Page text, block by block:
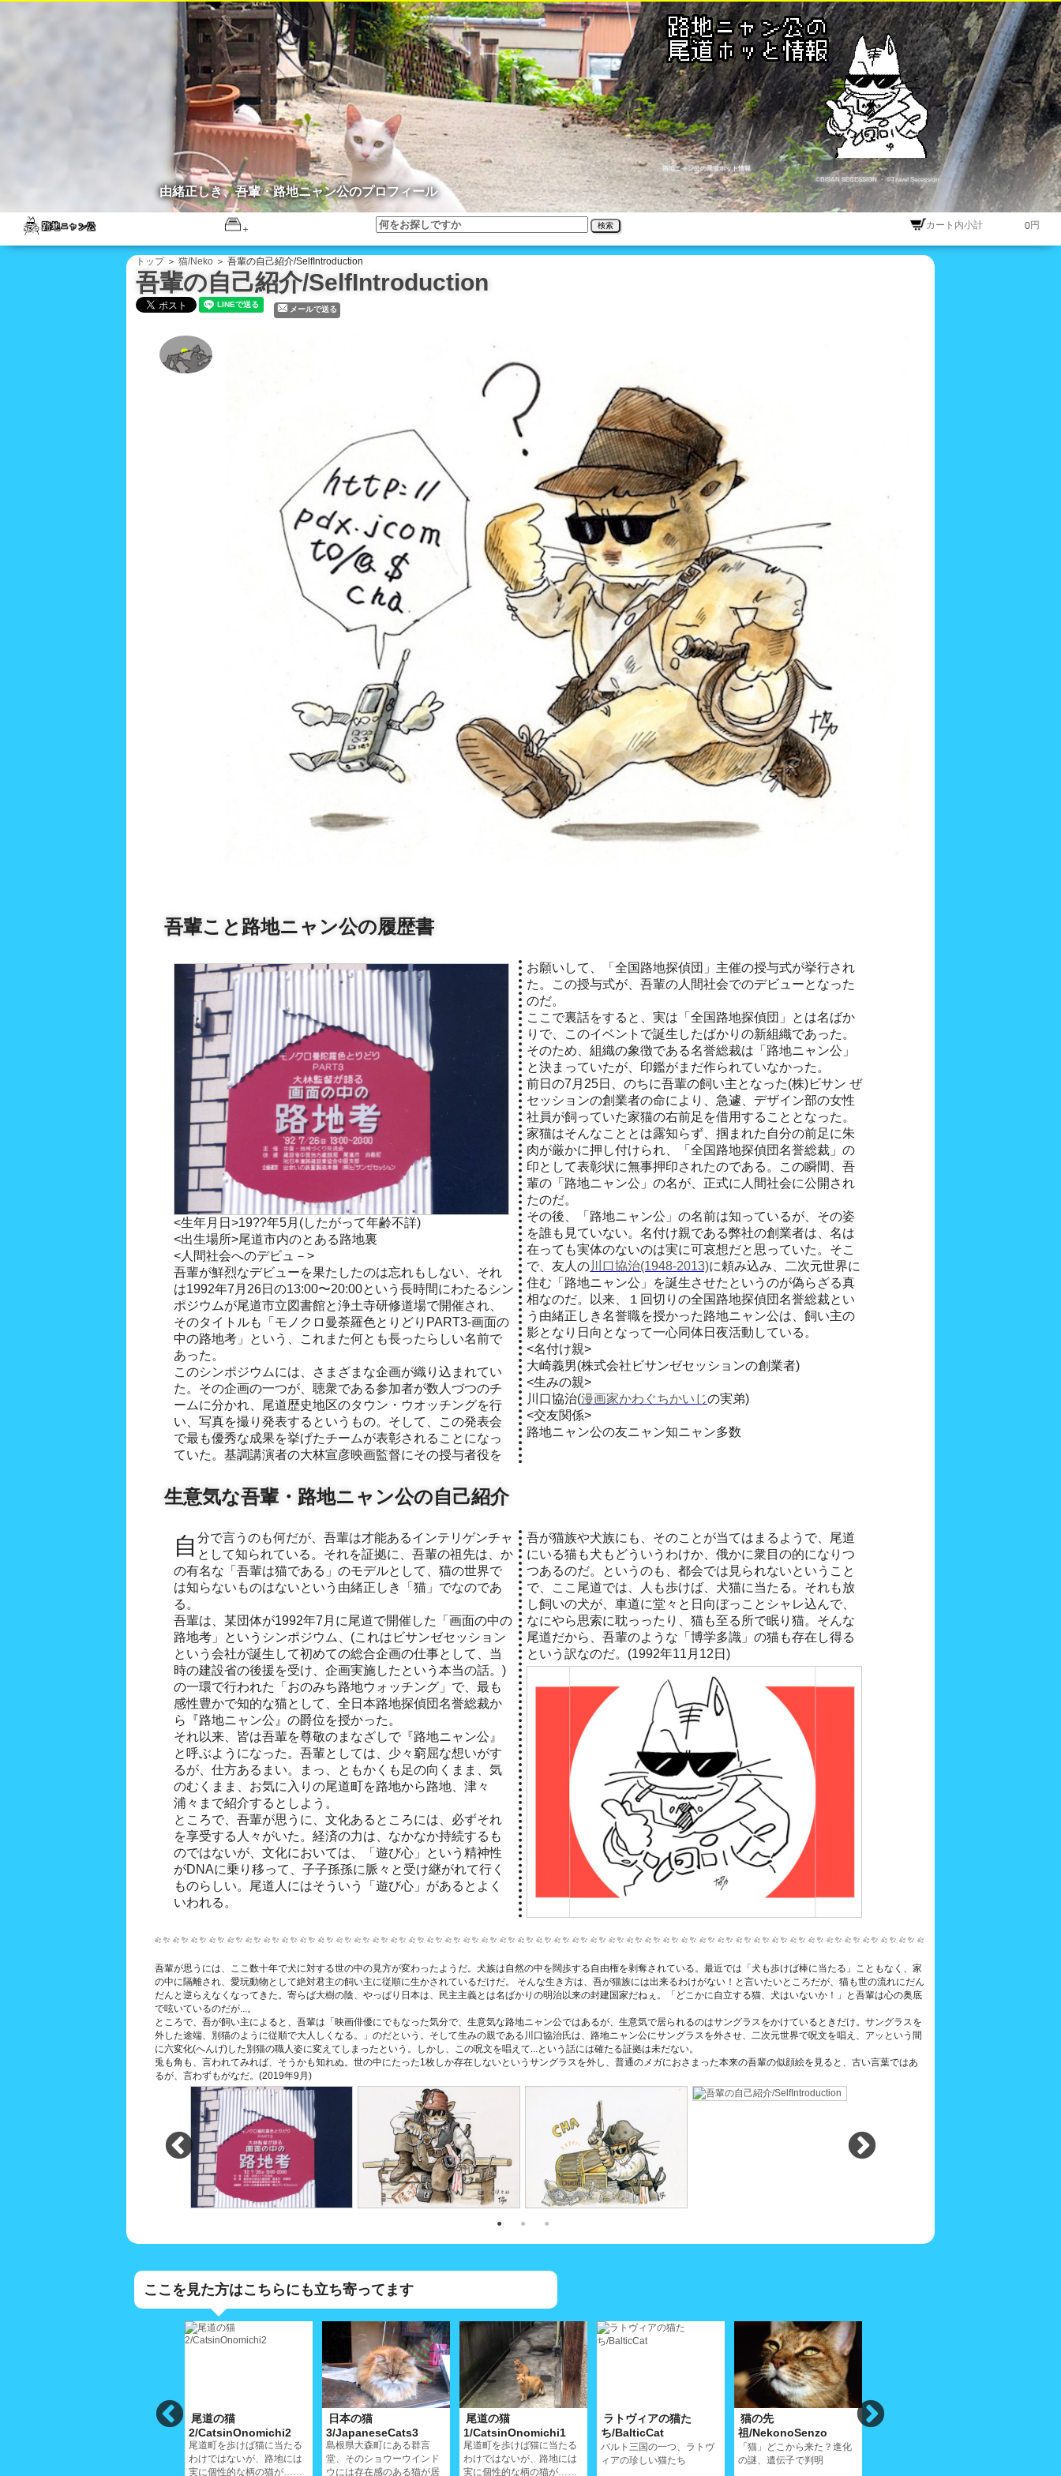
路地ニャン公の尾道ホット情報
©BISAN SECESSION・ ©Travel Secession
検索 カート内小計 円
由緒正しき、吾輩・路地ニャン公のプロフィール
トップ＞ 猫/Neko ＞ 吾輩の自己紹介/SelfIntroduction
吾輩の自己紹介/SelfIntroduction
メールで送る
吾輩こと路地ニャン公の履歴書
<生年月日>19??年5月(したがって年齢不詳)
<出生場所>尾道市内のとある路地裏
<人間社会へのデビュ－>
吾輩が鮮烈なデビューを果たしたのは忘れもしない、それ
は1992年7月26日の13:00〜20:00という長時間にわたるシン
ポジウムが尾道市立図書館と浄土寺研修道場で開催され、
そのタイトルも「モノクロ曼荼羅色とりどりPART3-画面の
中の路地考」という、これまた何とも長ったらしい名前で
あった。
このシンポジウムには、さまざまな企画が織り込まれてい
た。その企画の一つが、聴衆である参加者が数人づつのチ
ームに分かれ、尾道歴史地区のタウン・ウオッチングを行
い、写真を撮り発表するというもの。そして、この発表会
で最も優秀な成果を挙げたチームが表彰されることになっ
ていた。基調講演者の大林宣彦映画監督にその授与者役を
お願いして、「全国路地探偵団」主催の授与式が挙行され
た。この授与式が、吾輩の人間社会でのデビューとなった
のだ。
ここで裏話をすると、実は「全国路地探偵団」とは名ばか
りで、このイベントで誕生したばかりの新組織であった。
そのため、組織の象徴である名誉総裁は「路地ニャン公」
と決まっていたが、印鑑がまだ作られていなかった。
前日の7月25日、のちに吾輩の飼い主となった(株)ビサン ぜ
セッションの創業者の命により、急遽、デザイン部の女性
社員が飼っていた家猫の右前足を借用することとなった。
家猫はそんなこととは露知らず、掴まれた自分の前足に朱
肉が厳かに押し付けられ、「全国路地探偵団名誉総裁」の
印として表彰状に無事押印されたのである。この瞬間、吾
輩の「路地ニャン公」の名が、正式に人間社会に公開され
たのだ。
その後、「路地ニャン公」の名前は知っているが、その姿
を誰も見ていない。名付け親である弊社の創業者は、名は
在っても実体のないのは実に可哀想だと思っていた。そこ
で、友人の川口協治(1948-2013)に頼み込み、二次元世界に
住む「路地ニャン公」を誕生させたというのが偽らざる真
相なのだ。以来、１回切りの全国路地探偵団名誉総裁とい
う由緒正しき名誉職を授かった路地ニャン公は、飼い主の
影となり日向となって一心同体日夜活動している。
<名付け親>
大崎義男(株式会社ビサンゼセッションの創業者)
<生みの親>
川口協治(漫画家かわぐちかいじの実弟)
<交友関係>
路地ニャン公の友ニャン知ニャン多数
生意気な吾輩・路地ニャン公の自己紹介
自分で言うのも何だが、吾輩は才能あるインテリゲンチャ として知られている。それを証拠に、吾輩の祖先は、か
の有名な「吾輩は猫である」のモデルとして、猫の世界で
は知らないものはないという由緒正しき「猫」でなのであ
る。
吾輩は、某団体が1992年7月に尾道で開催した「画面の中の
路地考」というシンポジウム、(これはビサンゼセッション
という会社が誕生して初めての総合企画の仕事として、当
時の建設省の後援を受け、企画実施したという本当の話。)
の一環で行われた「おのみち路地ウォッチング」で、最も
感性豊かで知的な猫として、全日本路地探偵団名誉総裁か
ら『路地ニャン公』の爵位を授かった。
それ以来、皆は吾輩を尊敬のまなざしで『路地ニャン公』
と呼ぶようになった。吾輩としては、少々窮屈な想いがす
るが、仕方あるまい。まっ、ともかくも足の向くまま、気
のむくまま、お気に入りの尾道町を路地から路地、津々
浦々まで紹介するとしよう。
ところで、吾輩が思うに、文化あるところには、必ずそれ
を享受する人々がいた。経済の力は、なかなか持続するも
のではないが、文化においては、「遊び心」という精神性
がDNAに乗り移って、子子孫孫に脈々と受け継がれて行く
ものらしい。尾道人にはそういう「遊び心」があるとよく
いわれる。
吾が猫族や犬族にも、そのことが当てはまるようで、尾道
にいる猫も犬もどういうわけか、俄かに衆目の的になりつ
つあるのだ。というのも、都会では見られないということ
で、ここ尾道では、人も歩けば、犬猫に当たる。それも放
し飼いの犬が、車道に堂々と日向ぼっことシャレ込んで、
なにやら思索に耽っったり、猫も至る所で眠り猫。そんな
尾道だから、吾輩のような「博学多識」の猫も存在し得る
という訳なのだ。(1992年11月12日)
吾輩が思うには、ここ数十年で犬に対する世の中の見方が変わったようだ。犬族は自然の中を闊歩する自由権を剥奪されている。最近では「犬も歩けば棒に当たる」こともなく、家
の中に隔離され、愛玩動物として絶対君主の飼い主に従順に生かされているだけだ。 そんな生き方は、吾が猫族には出来るわけがない！と言いたいところだが、猫も世の流れにだん
だんと逆らえなくなってきた。寄らば大樹の陰、やっぱり日本は、民主主義とは名ばかりの明治以来の封建国家だねぇ。「どこかに自立する猫、犬はいないか！」と吾輩は心の奥底
で呟いているのだが...。
ところで、吾が飼い主によると、吾輩は「映画俳優にでもなった気分で、生意気な路地ニャン公ではあるが、生意気で居られるのはサングラスをかけているときだけ。サングラスを
外した途端、別猫のように従順で大人しくなる。」のだという。そして生みの親である川口協治氏は、路地ニャン公にサングラスを外させ、二次元世界で呪文を唱え、アッという間
に六変化(へんげ)した別猫の職人姿に変えてしまったという。しかし、この呪文を唱えて...という話には確たる証拠は未だない。
兎も角も、言われてみれば、そうかも知れぬ。世の中にたった1枚しか存在しないというサングラスを外し、普通のメガにおさまった本来の吾輩の似顔絵を見ると、古い言葉ではあ
るが、言わずもがなだ。(2019年9月)
ここを見た方はこちらにも立ち寄ってます
尾道の猫
2/CatsinOnomichi2
尾道町を歩けば猫に当たる
わけではないが、路地には
実に個性的な柄の猫が……
日本の猫
3/JapaneseCats3
島根県大森町にある群言
堂、そのショウーウインド
ウには存在感のある猫が居
尾道の猫
1/CatsinOnomichi1
尾道町を歩けば猫に当たる
わけではないが、路地には
実に個性的な柄の猫が……
ラトヴィアの猫た
ち/BalticCat
バルト三国の一つ、ラトヴ
ィアの珍しい猫たち
猫の先
祖/NekonoSenzo
「猫」どこから来た？進化
の謎、遺伝子で判明
異国(スペイン・カダケ